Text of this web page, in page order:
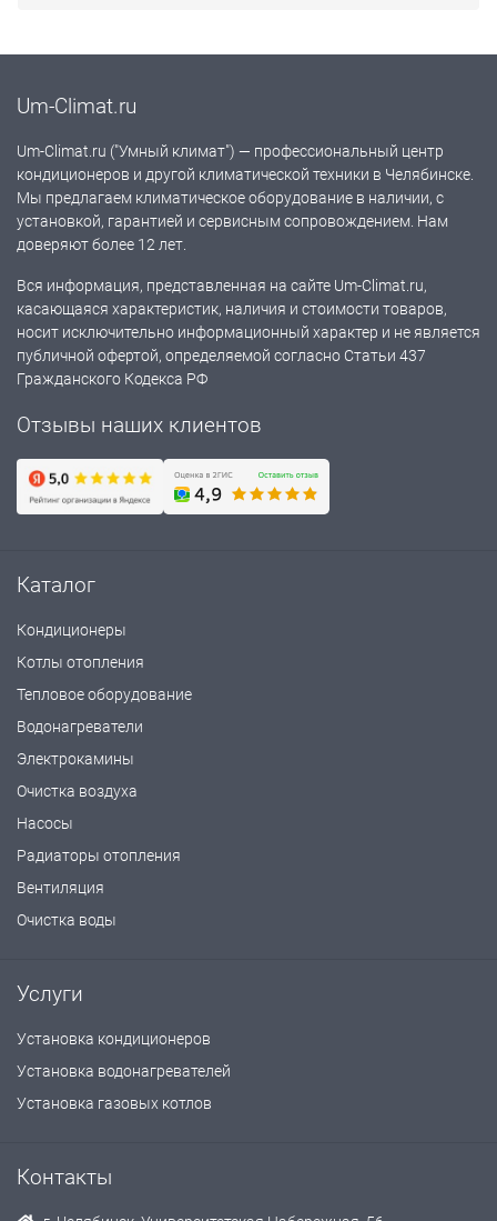
Um-Climat.ru
Um-Climat.ru ("Умный климат") — профессиональный центр
кондиционеров и другой климатической техники в Челябинске.
Мы предлагаем климатическое оборудование в наличии, с
установкой, гарантией и сервисным сопровождением. Нам
доверяют более 12 лет.
Вся информация, представленная на сайте Um-Climat.ru,
касающаяся характеристик, наличия и стоимости товаров,
носит исключительно информационный характер и не является
публичной офертой, определяемой согласно Статьи 437
Гражданского Кодекса РФ
Отзывы наших клиентов
Каталог
Кондиционеры
Котлы отопления
Тепловое оборудование
Водонагреватели
Электрокамины
Очистка воздуха
Насосы
Радиаторы отопления
Вентиляция
Очистка воды
Услуги
Установка кондиционеров
Установка водонагревателей
Установка газовых котлов
Контакты